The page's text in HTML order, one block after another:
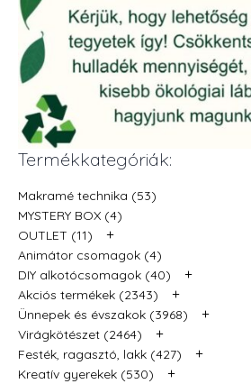
Termékkategóriák:
Makramé technika (53)
MYSTERY BOX (4)
OUTLET (11)
+
Animátor csomagok (4)
DIY alkotócsomagok (40)
+
Akciós termékek (2343) +
Ünnepek és évszakok (3968) +
Virágkötészet (2464) +
Festék, ragasztó, lakk (427) +
Kreatív gyerekek (530) +